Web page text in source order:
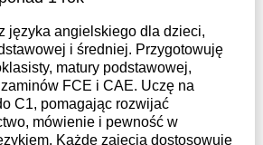
języka angielskiego dla dzieci,
i średniej. Przygotowuję
matury podstawowej,
FCE i CAE. Uczę na
C1, pomagając rozwijać
mówienie i pewność w
Każde zajęcia dostosowuję